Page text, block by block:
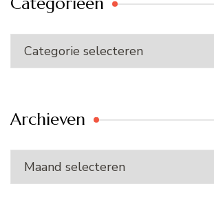
Categorieën
Archieven
Archieven